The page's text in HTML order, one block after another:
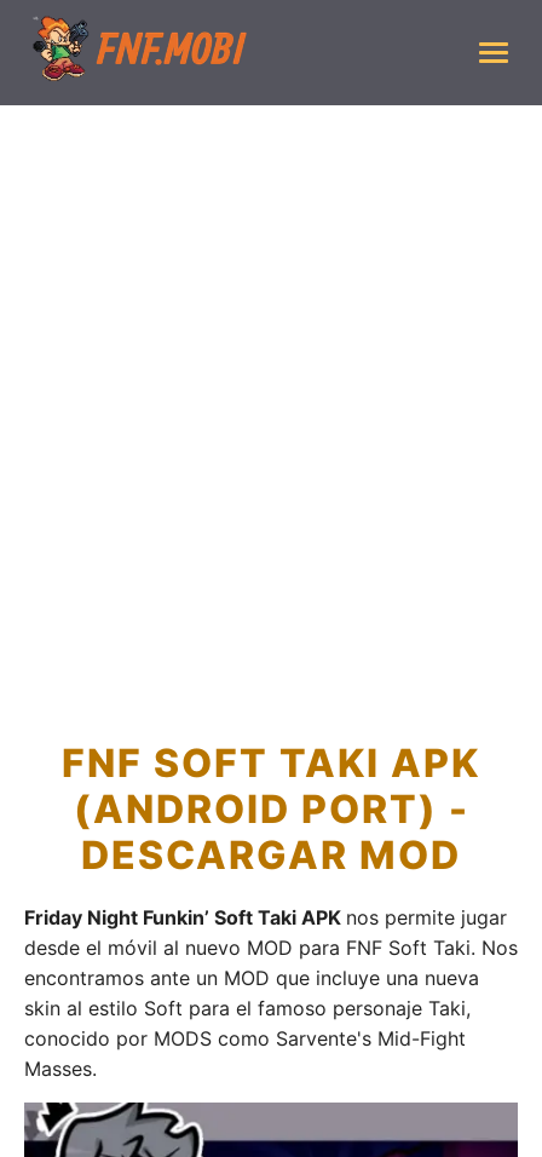
FNF SOFT TAKI APK
(ANDROID PORT) -
DESCARGAR MOD
Friday Night Funkin’ Soft Taki APK nos permite jugar
desde el móvil al nuevo MOD para FNF Soft Taki. Nos
encontramos ante un MOD que incluye una nueva
skin al estilo Soft para el famoso personaje Taki,
conocido por MODS como Sarvente's Mid-Fight
Masses.